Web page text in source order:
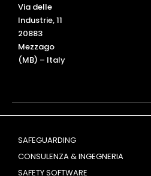
Via delle
Industrie, 11
20883
Mezzago
(MB) – Italy
SAFEGUARDING
CONSULENZA & INGEGNERIA
SAFETY SOFTWARE